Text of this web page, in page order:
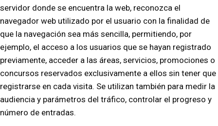
servidor donde se encuentra la web, reconozca el
navegador web utilizado por el usuario con la finalidad de
que la navegación sea más sencilla, permitiendo, por
ejemplo, el acceso a los usuarios que se hayan registrado
previamente, acceder a las áreas, servicios, promociones o
concursos reservados exclusivamente a ellos sin tener que
registrarse en cada visita. Se utilizan también para medir la
audiencia y parámetros del tráfico, controlar el progreso y
número de entradas.